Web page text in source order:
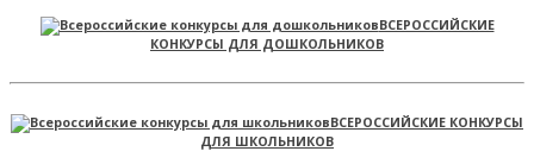
ВСЕРОССИЙСКИЕ
КОНКУРСЫ ДЛЯ ДОШКОЛЬНИКОВ
ВСЕРОССИЙСКИЕ КОНКУРСЫ
ДЛЯ ШКОЛЬНИКОВ